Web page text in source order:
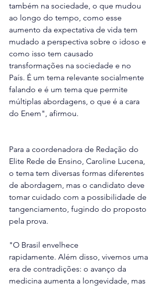
também na sociedade, o que mudou
ao longo do tempo, como esse
aumento da expectativa de vida tem
mudado a perspectiva sobre o idoso e
como isso tem causado
transformações na sociedade e no
País. É um tema relevante socialmente
falando e é um tema que permite
múltiplas abordagens, o que é a cara
do Enem", afirmou.
Para a coordenadora de Redação do
Elite Rede de Ensino, Caroline Lucena,
o tema tem diversas formas diferentes
de abordagem, mas o candidato deve
tomar cuidado com a possibilidade de
tangenciamento, fugindo do proposto
pela prova.
"O Brasil envelhece
rapidamente. Além disso, vivemos uma
era de contradições: o avanço da
medicina aumenta a longevidade, mas